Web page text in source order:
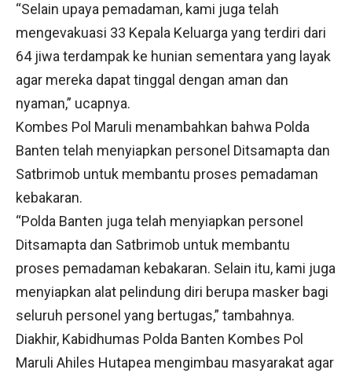
“Selain upaya pemadaman, kami juga telah
mengevakuasi 33 Kepala Keluarga yang terdiri dari
64 jiwa terdampak ke hunian sementara yang layak
agar mereka dapat tinggal dengan aman dan
nyaman,” ucapnya.
Kombes Pol Maruli menambahkan bahwa Polda
Banten telah menyiapkan personel Ditsamapta dan
Satbrimob untuk membantu proses pemadaman
kebakaran.
“Polda Banten juga telah menyiapkan personel
Ditsamapta dan Satbrimob untuk membantu
proses pemadaman kebakaran. Selain itu, kami juga
menyiapkan alat pelindung diri berupa masker bagi
seluruh personel yang bertugas,” tambahnya.
Diakhir, Kabidhumas Polda Banten Kombes Pol
Maruli Ahiles Hutapea mengimbau masyarakat agar